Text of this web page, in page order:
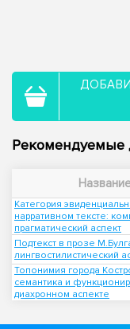
Рекомендуемые
Категория
нарративном тексте:
прагматический аспект
Подтекст в прозе
лингвостилистический
Топонимия города
семантика и
диахронном аспекте